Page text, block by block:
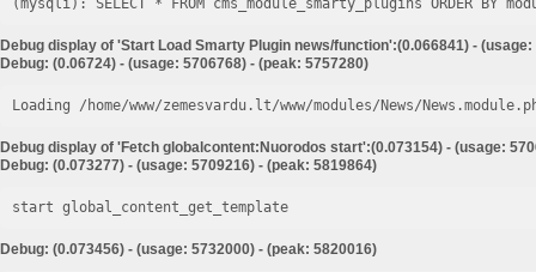
Debug display of 'Start Load Smarty Plugin news/function':(0.066841) -
Debug: (0.06724) - (usage: 5706768) - (peak: 5757280)
Loading /home/www/zemesvardu.lt/www/modules/News/
Debug display of 'Fetch globalcontent:Nuorodos start':(0.073154) - (usage:
Debug: (0.073277) - (usage: 5709216) - (peak: 5819864)
start global_content_get_template
Debug: (0.073456) - (usage: 5732000) - (peak: 5820016)